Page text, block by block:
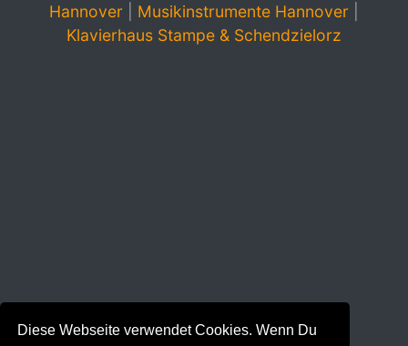
Diese Webseite verwendet Cookies. Wenn Du
Hannover
Musikinstrumente Hannover
Klavierhaus Stampe & Schendzielorz